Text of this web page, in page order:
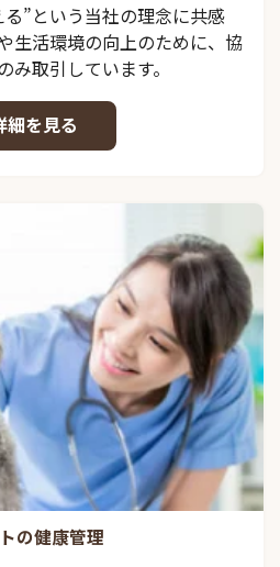
”という当社の理念に共感
生活環境の向上のために、協
取引しています。
細を見る
の健康管理